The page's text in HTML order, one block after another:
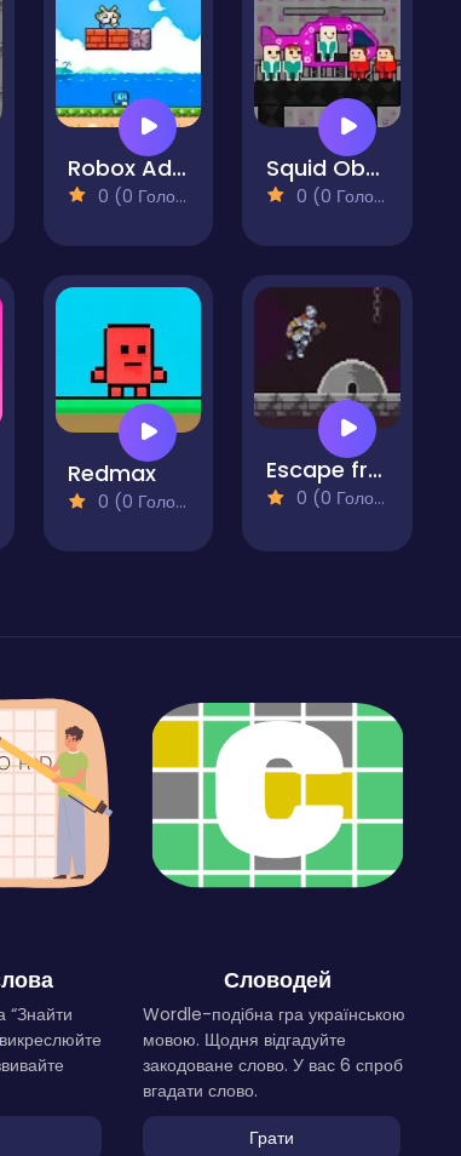
Robox Adventure
0 (0 Голосів)
Squid Obby Game 2Player
0 (0 Голосів)
Redmax
0 (0 Голосів)
Escape from the Dungeon
0 (0 Голосів)
“Знайти
Словодей
Wordle-подібна гра українською
мовою. Щодня відгадуйте
закодоване слово. У вас 6 спроб
вгадати слово.
Грати